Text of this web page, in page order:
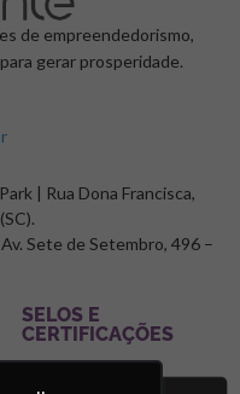
de empreendedorismo,
gerar prosperidade.
| Rua Dona Francisca,
Sete de Setembro, 496 –
SELOS E
CERTIFICAÇÕES